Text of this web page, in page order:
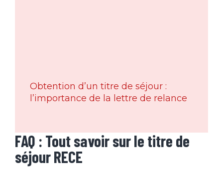
Obtention d’un titre de séjour :
l’importance de la lettre de relance
FAQ : Tout savoir sur le titre de
séjour RECE